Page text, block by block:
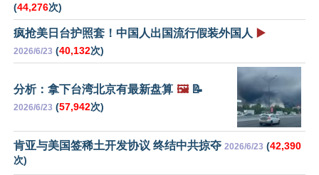
(44,276次)
疯抢美日台护照套！中国人出国流行假装外国人 ▶️
2026/6/23 (40,132次)
分析：拿下台湾北京有最新盘算 🖼️📝
2026/6/23 (57,942次)
肯亚与美国签稀土开发协议 终结中共掠夺 2026/6/23 (42,390
次)